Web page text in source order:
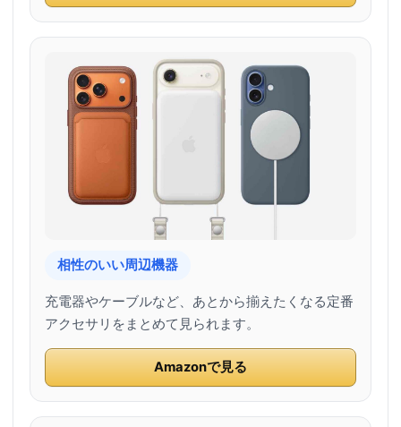
相性のいい周辺機器
充電器やケーブルなど、あとから揃えたくなる定番
アクセサリをまとめて見られます。
Amazonで見る